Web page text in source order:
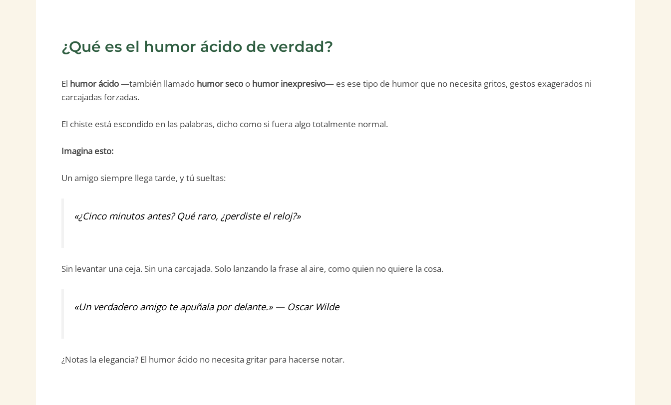
¿Qué es el humor ácido de verdad?
El humor ácido—también llamado humor seco o humor inexpresivo— es ese tipo de humor que no necesita gritos, gestos exagerados ni
carcajadas forzadas.
El chiste está escondido en las palabras, dicho como si fuera algo totalmente normal.
Imagina esto:
Un amigo siempre llega tarde, y tú sueltas:
«¿Cinco minutos antes? Qué raro, ¿perdiste el reloj?»
Sin levantar una ceja. Sin una carcajada. Solo lanzando la frase al aire, como quien no quiere la cosa.
«Un verdadero amigo te apuñala por delante.» — Oscar Wilde
¿Notas la elegancia? El humor ácido no necesita gritar para hacerse notar.